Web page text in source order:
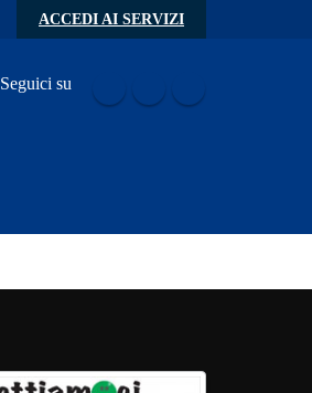
ACCEDI AI SERVIZI
Seguici su